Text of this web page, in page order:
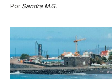
Por Sandra M.G.